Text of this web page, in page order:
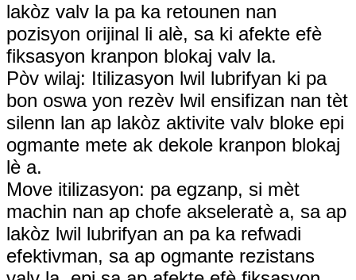
lakòz valv la pa ka retounen nan
pozisyon orijinal li alè, sa ki afekte efè
fiksasyon kranpon blokaj valv la.
Pòv wilaj: Itilizasyon lwil lubrifyan ki pa
bon oswa yon rezèv lwil ensifizan nan tèt
silenn lan ap lakòz aktivite valv bloke epi
ogmante mete ak dekole kranpon blokaj
lè a.
Move itilizasyon: pa egzanp, si mèt
machin nan ap chofe akseleratè a, sa ap
lakòz lwil lubrifyan an pa ka refwadi
efektivman, sa ap ogmante rezistans